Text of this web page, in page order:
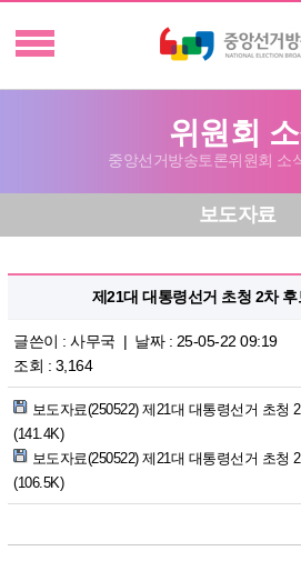
위원회
중앙선거방송토론위원회 소
보도자료
제21대 대통령선거 초청 2차 후
글쓴이 : 사무국 | 날짜 : 25-05-22 09:19
조회 : 3,164
보도자료(250522) 제21대 대통령선거 초청
(141.4K)
보도자료(250522) 제21대 대통령선거 초청
(106.5K)